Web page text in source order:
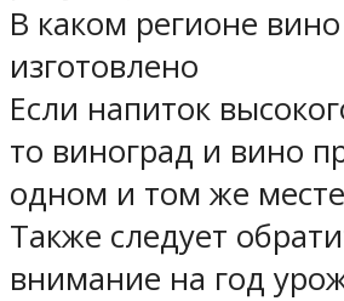
В каком регионе
изготовлено
Если напиток
то виноград и вино
одном и том же
Также следует
внимание на год